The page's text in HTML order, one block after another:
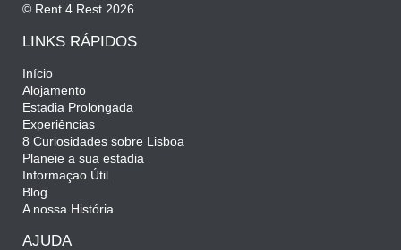
© Rent 4 Rest 2026
LINKS RÁPIDOS
Início
Alojamento
Estadia Prolongada
Experiências
8 Curiosidades sobre Lisboa
Planeie a sua estadia
Informaçao Útil
Blog
A nossa História
AJUDA